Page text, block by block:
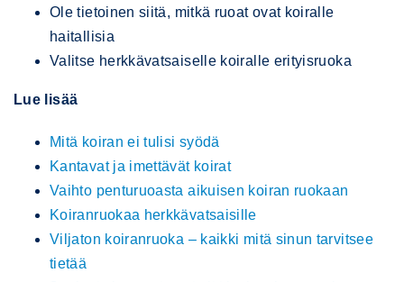
Ole tietoinen siitä, mitkä ruoat ovat koiralle
haitallisia
Valitse herkkävatsaiselle koiralle erityisruoka
Lue lisää
Mitä koiran ei tulisi syödä
Kantavat ja imettävät koirat
Vaihto penturuoasta aikuisen koiran ruokaan
Koiranruokaa herkkävatsaisille
Viljaton koiranruoka – kaikki mitä sinun tarvitsee
tietää